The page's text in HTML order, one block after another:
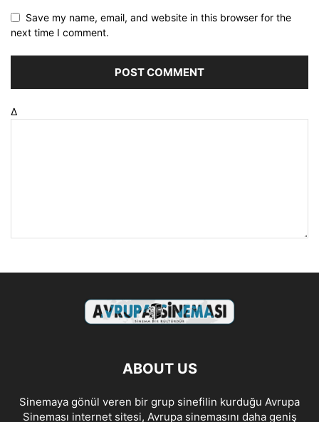
Save my name, email, and website in this browser for the
next time I comment.
Δ
ABOUT US
Sinemaya gönül veren bir grup sinefilin kurduğu Avrupa
Sineması internet sitesi, Avrupa sinemasını daha geniş